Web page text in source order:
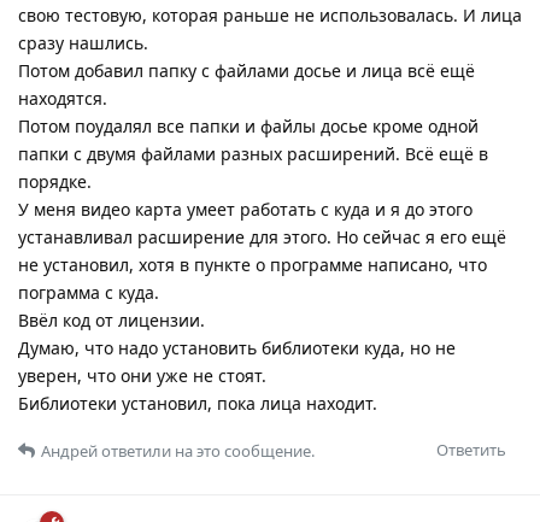
свою тестовую, которая раньше не использовалась. И лица
сразу нашлись.
Потом добавил папку с файлами досье и лица всё ещё
находятся.
Потом поудалял все папки и файлы досье кроме одной
папки с двумя файлами разных расширений. Всё ещё в
порядке.
У меня видео карта умеет работать с куда и я до этого
устанавливал расширение для этого. Но сейчас я его ещё
не установил, хотя в пункте о программе написано, что
пограмма с куда.
Ввёл код от лицензии.
Думаю, что надо установить библиотеки куда, но не
уверен, что они уже не стоят.
Библиотеки установил, пока лица находит.
Ответить
Андрейответили на это сообщение.